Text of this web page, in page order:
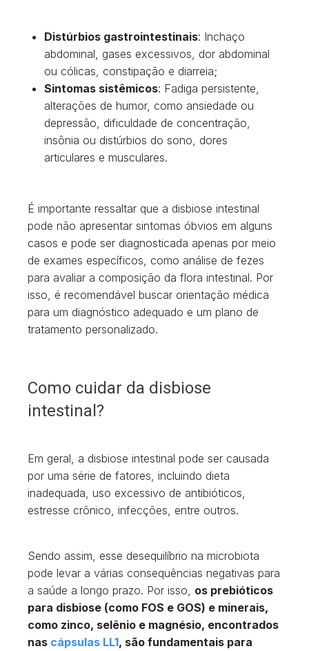
Distúrbios gastrointestinais: Inchaço
abdominal, gases excessivos, dor abdominal
ou cólicas, constipação e diarreia;
Sintomas sistêmicos: Fadiga persistente,
alterações de humor, como ansiedade ou
depressão, dificuldade de concentração,
insônia ou distúrbios do sono, dores
articulares e musculares.
É importante ressaltar que a disbiose intestinal
pode não apresentar sintomas óbvios em alguns
casos e pode ser diagnosticada apenas por meio
de exames específicos, como análise de fezes
para avaliar a composição da flora intestinal. Por
isso, é recomendável buscar orientação médica
para um diagnóstico adequado e um plano de
tratamento personalizado.
Como cuidar da disbiose
intestinal?
Em geral, a disbiose intestinal pode ser causada
por uma série de fatores, incluindo dieta
inadequada, uso excessivo de antibióticos,
estresse crônico, infecções, entre outros.
Sendo assim, esse desequilíbrio na microbiota
pode levar a várias consequências negativas para
a saúde a longo prazo. Por isso, os prebióticos
para disbiose (como FOS e GOS) e minerais,
como zinco, selênio e magnésio, encontrados
nas cápsulas LL1, são fundamentais para